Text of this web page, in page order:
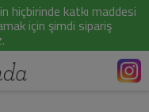
hiçbirinde katkı maddesi
için şimdi sipariş